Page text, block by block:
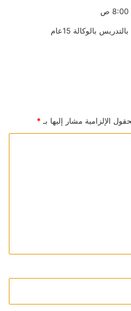
بالوكالة 15عام
الإلزامية مشار إليها بـ *